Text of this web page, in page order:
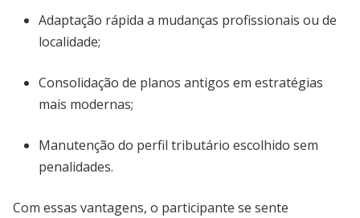
Adaptação rápida a mudanças profissionais ou de
localidade;
Consolidação de planos antigos em estratégias
mais modernas;
Manutenção do perfil tributário escolhido sem
penalidades.
Com essas vantagens, o participante se sente